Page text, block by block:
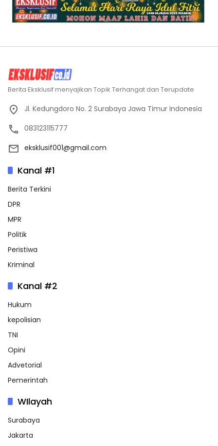
Berita Eksklusif menyajikan Topik Terhangat dan Terupdate
Jl. Kedungdoro No. 2 Surabaya Jawa Timur Indonesia
083123115777
eksklusif001@gmail.com
Kanal #1
Berita Terkini
DPR
MPR
Politik
Peristiwa
Kriminal
Kanal #2
Hukum
kepolisian
TNI
Opini
Advetorial
Pemerintah
WIlayah
Surabaya
Jakarta